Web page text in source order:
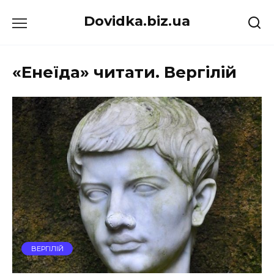
до
Dovidka.biz.ua
«Енеїда» читати. Вергілій
ВЕРГІЛІЙ